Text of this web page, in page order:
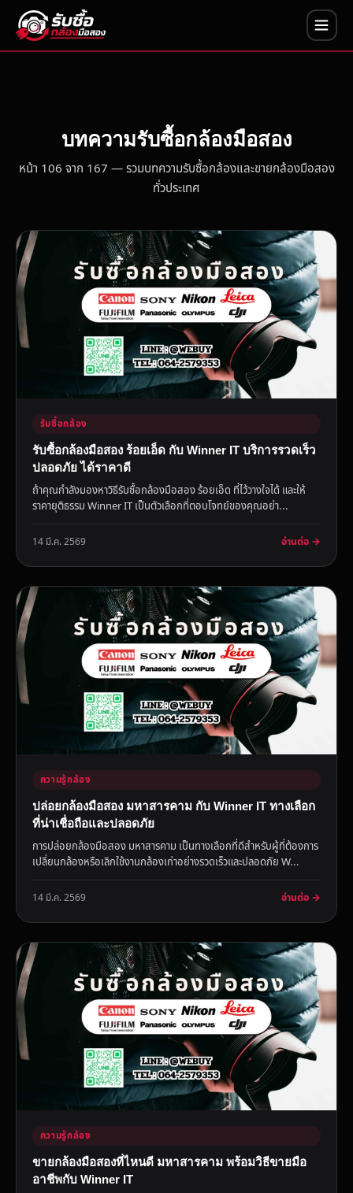
บทความรับซื้อกล้องมือสอง
หน้า 106 จาก 167 — รวมบทความรับซื้อกล้องและขายกล้องมือสอง
ทั่วประเทศ
รับซื้อกล้อง
รับซื้อกล้องมือสอง ร้อยเอ็ด กับ Winner IT บริการรวดเร็ว
ปลอดภัย ได้ราคาดี
ถ้าคุณกำลังมองหาวิธีรับซื้อกล้องมือสอง ร้อยเอ็ด ที่ไว้วางใจได้ และให้
ราคายุติธรรม Winner IT เป็นตัวเลือกที่ตอบโจทย์ของคุณอย่า...
14 มี.ค. 2569 อ่านต่อ →
ความรู้กล้อง
ปล่อยกล้องมือสอง มหาสารคาม กับ Winner IT ทางเลือก
ที่น่าเชื่อถือและปลอดภัย
การปล่อยกล้องมือสอง มหาสารคาม เป็นทางเลือกที่ดีสำหรับผู้ที่ต้องการ
เปลี่ยนกล้องหรือเลิกใช้งานกล้องเก่าอย่างรวดเร็วและปลอดภัย W...
14 มี.ค. 2569 อ่านต่อ →
ความรู้กล้อง
ขายกล้องมือสองที่ไหนดี มหาสารคาม พร้อมวิธีขายมือ
อาชีพกับ Winner IT